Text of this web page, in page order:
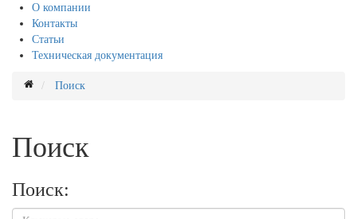
О компании
Контакты
Статьи
Техническая документация
Поиск
Поиск
Поиск: